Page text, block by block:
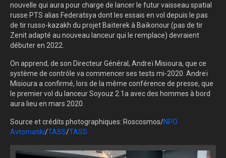
nouvelle qui aura pour charge de lancer le futur vaisseau spatial
russe PTS alias Federatsya dont les essais en vol depuis le pas
de tir russo-kazakh du projet Baïterek à Baïkonour (pas de tir
Zenit adapté au nouveau lanceur qui le remplace) devraient
débuter en 2022.
On apprend, de son Directeur Général, Andreï Misioura, que ce
système de contrôle va commencer ses tests mi-2020. Andreï
Misioura a confirmé, lors de la même conférence de presse, que
le premier vol du lanceur Soyouz 2.1a avec des hommes à bord
aura lieu en mars 2020.
Source et crédits photographiques: Roscosmos/NPO
Avtomatiki/TASS/TASS